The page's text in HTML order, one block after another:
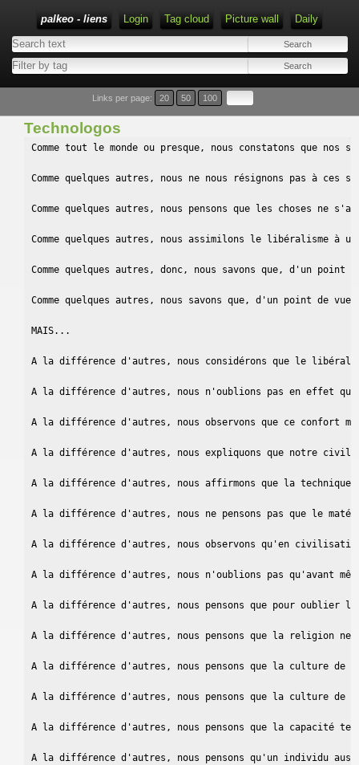
palkeo - liens Login Tag cloud Picture wall Daily
Links per page: 20 50 100
Technologos
Comme tout le monde ou presque, nous constatons que nos sociétés sont confrontées depuis plusieurs décennies à un ensemble de situations de plus en plus graves : pollution des airs, des continents, des rivières et des océans; chômage de masse, précarité, pauvreté; généralisation de toutes sortes de violence...

Comme quelques autres, nous ne nous résignons pas à ces situations, nous en souffrons, nous nous en indignons, nous nous efforçons de les analyser, nous souhaitons en débattre  et nous recherchons comment il serait possible d'y remédier.

Comme quelques autres, nous pensons que les choses ne s'améliorent pas car nos gouvernements s'effacent devant la finance et que, volontairement ou non (selon qu'ils se réclament "de droite" ou "de gauche") leurs choix sont ordonnés par le libéralisme.

Comme quelques autres, nous assimilons le libéralisme à une idéologie perverse : d'un côté on met en avant les principes de liberté et de responsabilité individuelles, partant du principe que la majorité des humains sont naturellement raisonnables et bien intentionnés; de l'autre, on feint d'ignorer qu'en réalité, ils se préoccupent bien plus de leurs propres intérêts que du reste de la planète.

Comme quelques autres, donc, nous savons que, d'un point de vue moral, le libéralisme est fondé sur l'hypocrisie : il n'est qu'un immense poulailler libre dans lequel on laisse librement évoluer les renards. Les discours libéraux affichent de nobles idéaux, en réalité s'applique la loi du plus fort, la loi de la jungle.

Comme quelques autres, nous savons que, d'un point de vue logique, le libéralisme est incohérent, aucune régulation par les prix n'est possible dès lors que la finance gouverne le marché car les principes du marché (plus un produit est rare, plus son prix est élevé) sont de